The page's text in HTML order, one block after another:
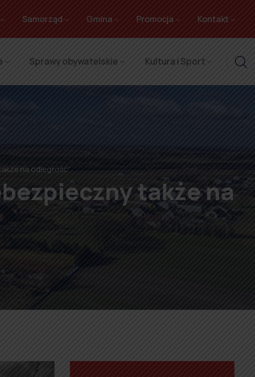
Samorząd Gmina Promocja Kontakt
Sprawy obywatelskie Kultura i Sport
na odległość”
także na